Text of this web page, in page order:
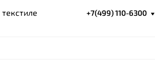
текстиле +7(499) 110-6300